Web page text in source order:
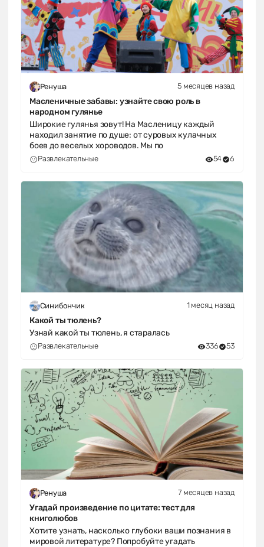
Ренуша 5 месяцев назад
Масленичные забавы: узнайте свою роль в
народном гулянье
Широкие гулянья зовут! На Масленицу каждый
находил занятие по душе: от суровых кулачных
боев до веселых хороводов. Мы по
Развлекательные 54 6
Синибончик 1 месяц назад
Какой ты тюлень?
Узнай какой ты тюлень, я старалась
Развлекательные 336 53
Ренуша 7 месяцев назад
Угадай произведение по цитате: тест для
книголюбов
Хотите узнать, насколько глубоки ваши познания в
мировой литературе? Попробуйте угадать